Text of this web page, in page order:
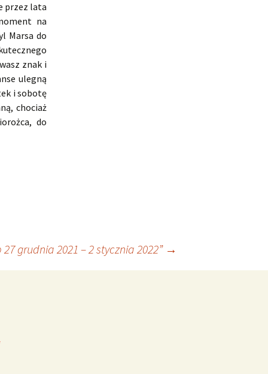
przez lata
na
Marsa do
znak i
ulegną
i sobotę
chociaż
do
grudnia 2021 – 2 stycznia 2022” →